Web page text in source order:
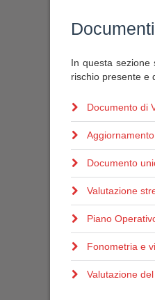
In questa sezione
rischio presente e
Documento di
Documento
Valutazione
Piano
Fonometria e
Valutazione